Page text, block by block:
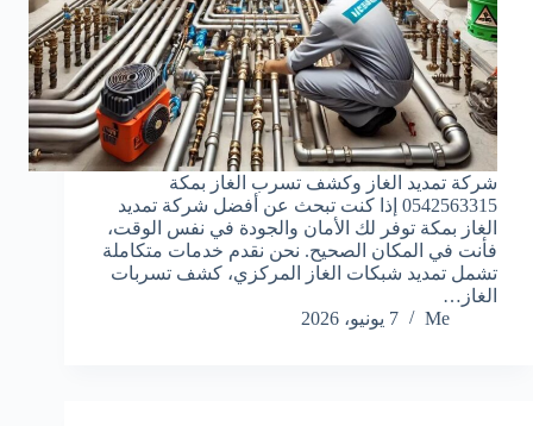
شركة تمديد الغاز وكشف تسرب الغاز بمكة
0542563315 إذا كنت تبحث عن أفضل شركة تمديد
الغاز بمكة توفر لك الأمان والجودة في نفس الوقت،
فأنت في المكان الصحيح. نحن نقدم خدمات متكاملة
تشمل تمديد شبكات الغاز المركزي، كشف تسربات
الغاز…
Me
7 يونيو، 2026